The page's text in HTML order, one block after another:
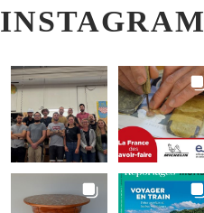
INSTAGRAM